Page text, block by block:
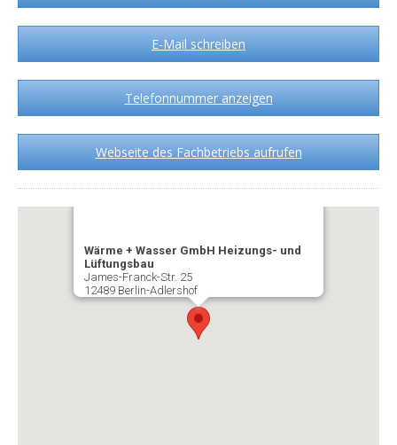
E-Mail schreiben
Telefonnummer anzeigen
Webseite des Fachbetriebs aufrufen
Wärme + Wasser GmbH Heizungs- und
Lüftungsbau
James-Franck-Str. 25
12489 Berlin-Adlershof